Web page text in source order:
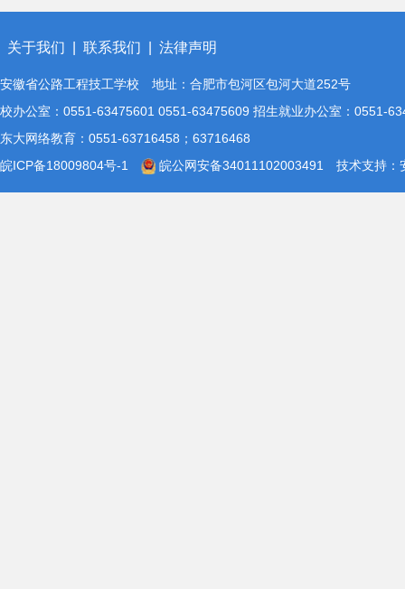
关于我们 联系我们 法律声明
安徽省公路工程技工学校 地址：合肥市包河区包河大道252号
校办公室：0551-63475601 0551-63475609 招生就业办公室：0551-
东大网络教育：0551-63716458；63716468
皖ICP备18009804号-1
皖公网安备34011102003491 技术支持：